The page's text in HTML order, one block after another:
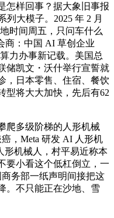
怎样回事？据大象旧事报
列大模子。2025 年 2 月
时间周五，只问车什么
商：中国 AI 草创企业
力办事新记载。美国总
储凯文・沃什举行宣誓就
，日本零售、住宿、餐饮
型将大大加快，先后有62
多级阶梯的人形机械
，Meta 研发 AI 人形机
形机械人，村平易近称本
要小看这个低杠倒立，一
务部一纸声明间接把这
。不只能正在沙地、雪